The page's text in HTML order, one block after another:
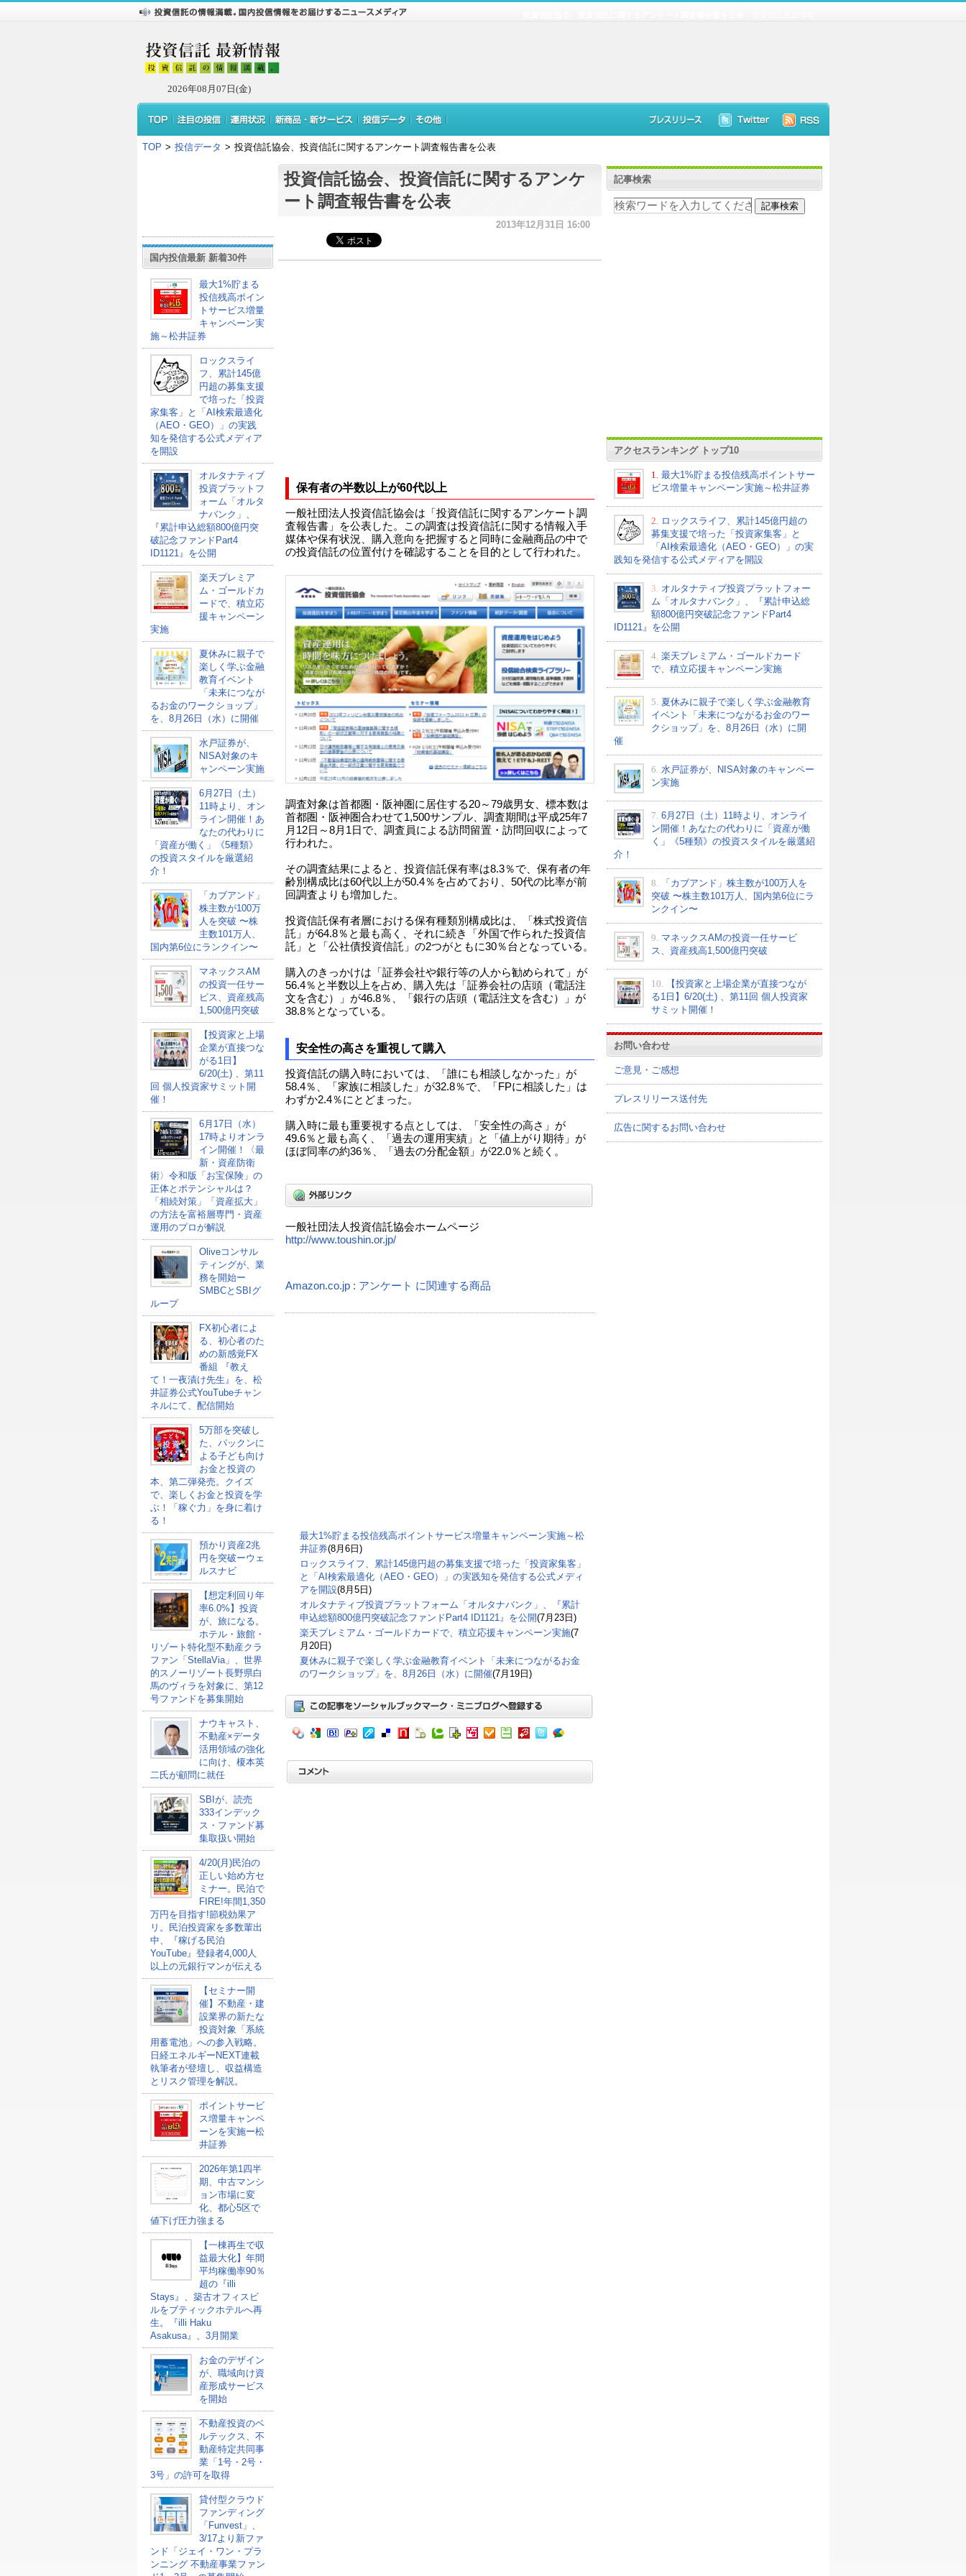
2026年08月07日(金)
TOP > 投信データ > 投資信託協会、投資信託に関するアンケート調査報告書を公表
国内投信最新 新着30件
最大1%貯まる
投信残高ポイン
トサービス増量
キャンペーン実
施～松井証券
ロックスライ
フ、累計145億
円超の募集支援
で培った「投資
家集客」と「AI検索最適化
（AEO・GEO）」の実践
知を発信する公式メディア
を開設
オルタナティブ
投資プラットフ
ォーム「オルタ
ナバンク」、
『累計申込総額800億円突
破記念ファンドPart4
ID1121』を公開
楽天プレミア
ム・ゴールドカ
ードで、積立応
援キャンペーン
実施
夏休みに親子で
楽しく学ぶ金融
教育イベント
「未来につなが
るお金のワークショップ」
を、8月26日（水）に開催
水戸証券が、
NISA対象のキ
ャンペーン実施
6月27日（土）
11時より、オン
ライン開催！あ
なたの代わりに
「資産が働く」《5種類》
の投資スタイルを厳選紹
介！
「カブアンド」
株主数が100万
人を突破 〜株
主数101万人、
国内第6位にランクイン〜
マネックスAM
の投資一任サー
ビス、資産残高
1,500億円突破
【投資家と上場
企業が直接つな
がる1日】
6/20(土) 、第11
回 個人投資家サミット開
催！
6月17日（水）
17時よりオンラ
イン開催！〈最
新・資産防衛
術〉令和版「お宝保険」の
正体とポテンシャルは？
「相続対策」「資産拡大」
の方法を富裕層専門・資産
運用のプロが解説
Oliveコンサル
ティングが、業
務を開始ー
SMBCとSBIグ
ループ
FX初心者によ
る、初心者のた
めの新感覚FX
番組 『教え
て！一夜漬け先生』を、松
井証券公式YouTubeチャン
ネルにて、配信開始
5万部を突破し
た、パックンに
よる子ども向け
お金と投資の
本、第二弾発売。クイズ
で、楽しくお金と投資を学
ぶ！「稼ぐ力」を身に着け
る！
預かり資産2兆
円を突破ーウェ
ルスナビ
【想定利回り年
率6.0%】投資
が、旅になる。
ホテル・旅館・
リゾート特化型不動産クラ
ファン「StellaVia」、世界
的スノーリゾート長野県白
馬のヴィラを対象に、第12
号ファンドを募集開始
ナウキャスト、
不動産×データ
活用領域の強化
に向け、榎本英
二氏が顧問に就任
SBIが、読売
333インデック
ス・ファンド募
集取扱い開始
4/20(月)民泊の
正しい始め方セ
ミナー。民泊で
FIRE!年間1,350
万円を目指す!節税効果ア
リ。民泊投資家を多数輩出
中、『稼げる民泊
YouTube』登録者4,000人
以上の元銀行マンが伝える
【セミナー開
催】不動産・建
設業界の新たな
投資対象「系統
用蓄電池」への参入戦略。
日経エネルギーNEXT連載
執筆者が登壇し、収益構造
とリスク管理を解説。
ポイントサービ
ス増量キャンペ
ーンを実施ー松
井証券
2026年第1四半
期、中古マンシ
ョン市場に変
化、都心5区で
値下げ圧力強まる
【一棟再生で収
益最大化】年間
平均稼働率90％
超の『illi
Stays』、築古オフィスビ
ルをブティックホテルへ再
生。『illi Haku
Asakusa』、3月開業
お金のデザイン
が、職域向け資
産形成サービス
を開始
不動産投資のベ
ルテックス、不
動産特定共同事
業「1号・2号・
3号」の許可を取得
貸付型クラウド
ファンディング
「Funvest」、
3/17より新ファ
ンド「ジェイ・ワン・プラ
ンニング 不動産事業ファン
投資信託協会、投資信託に関するアンケ
ート調査報告書を公表
2013年12月31日 16:00
保有者の半数以上が60代以上
一般社団法人投資信託協会は「投資信託に関するアンケート調
査報告書」を公表した。この調査は投資信託に関する情報入手
媒体や保有状況、購入意向を把握すると同時に金融商品の中で
の投資信託の位置付けを確認することを目的として行われた。
調査対象は首都圏・阪神圏に居住する20～79歳男女、標本数は
首都圏・阪神圏合わせて1,500サンプル、調査期間は平成25年7
月12日～8月1日で、調査員による訪問留置・訪問回収によって
行われた。
その調査結果によると、投資信託保有率は8.3％で、保有者の年
齢別構成比は60代以上が50.4％を占めており、50代の比率が前
回調査よりも増加した。
投資信託保有者層における保有種類別構成比は、「株式投資信
託」が64.8％と最も高く、それに続き「外国で作られた投資信
託」と「公社債投資信託」の2つがともに30％台となっている。
購入のきっかけは「証券会社や銀行等の人から勧められて」が
56.4％と半数以上を占め、購入先は「証券会社の店頭（電話注
文を含む）」が46.8％、「銀行の店頭（電話注文を含む）」が
38.8％となっている。
安全性の高さを重視して購入
投資信託の購入時においては、「誰にも相談しなかった」が
58.4％、「家族に相談した」が32.8％で、「FPに相談した」は
わずか2.4％にとどまった。
購入時に最も重要視する点としては、「安全性の高さ」が
49.6％と最も高く、「過去の運用実績」と「値上がり期待」が
ほぼ同率の約36％、「過去の分配金額」が22.0％と続く。
一般社団法人投資信託協会ホームページ
http://www.toushin.or.jp/
Amazon.co.jp : アンケート に関連する商品
最大1%貯まる投信残高ポイントサービス増量キャンペーン実施～松
井証券(8月6日)
ロックスライフ、累計145億円超の募集支援で培った「投資家集客」
と「AI検索最適化（AEO・GEO）」の実践知を発信する公式メディ
アを開設(8月5日)
オルタナティブ投資プラットフォーム「オルタナバンク」、『累計
申込総額800億円突破記念ファンドPart4 ID1121』を公開(7月23日)
楽天プレミアム・ゴールドカードで、積立応援キャンペーン実施(7
月20日)
夏休みに親子で楽しく学ぶ金融教育イベント「未来につながるお金
のワークショップ」を、8月26日（水）に開催(7月19日)
記事検索
アクセスランキング トップ10
1.
最大1%貯まる投信残高ポイントサー
ビス増量キャンペーン実施～松井証券
2.
ロックスライフ、累計145億円超の
募集支援で培った「投資家集客」と
「AI検索最適化（AEO・GEO）」の実
践知を発信する公式メディアを開設
3. オルタナティブ投資プラットフォー
ム「オルタナバンク」、『累計申込総
額800億円突破記念ファンドPart4
ID1121』を公開
4. 楽天プレミアム・ゴールドカード
で、積立応援キャンペーン実施
5. 夏休みに親子で楽しく学ぶ金融教育
イベント「未来につながるお金のワー
クショップ」を、8月26日（水）に開
催
6. 水戸証券が、NISA対象のキャンペー
ン実施
7. 6月27日（土）11時より、オンライ
ン開催！あなたの代わりに「資産が働
く」《5種類》の投資スタイルを厳選紹
介！
8.
「カブアンド」株主数が100万人を
突破 〜株主数101万人、国内第6位にラ
ンクイン〜
9. マネックスAMの投資一任サービ
ス、資産残高1,500億円突破
10.
【投資家と上場企業が直接つなが
る1日】6/20(土) 、第11回 個人投資家
サミット開催！
お問い合わせ
ご意見・ご感想
プレスリリース送付先
広告に関するお問い合わせ